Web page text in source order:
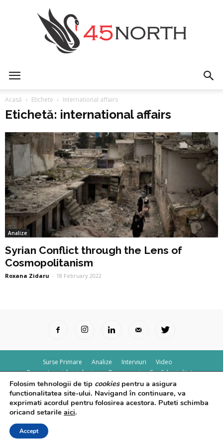
Acasă Etichete International affairs
Etichetă: international affairs
Analize
Syrian Conflict through the Lens of
Cosmopolitanism
Roxana Zidaru - 18 February 2022
Surse Primare Analize Interviuri
Video
Rapoarte epidemiologice
Despre noi Confidențialitate
© Powered by Control F5
Folosim tehnologii de tip cookiespentru a asigura
functionalitatea site-ului. Navigand în continuare, va
exprimati acordul pentru folosirea acestora. Puteti schimba
oricand setarile aici.
Accept